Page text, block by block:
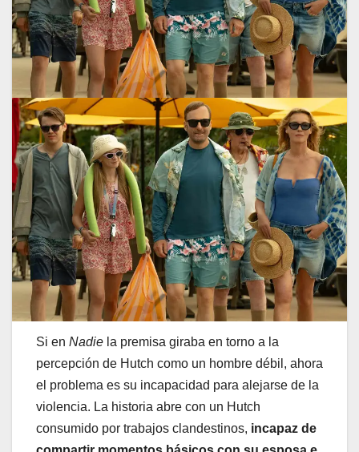
Si en Nadie la premisa giraba en torno a la
percepción de Hutch como un hombre débil, ahora
el problema es su incapacidad para alejarse de la
violencia. La historia abre con un Hutch
consumido por trabajos clandestinos, incapaz de